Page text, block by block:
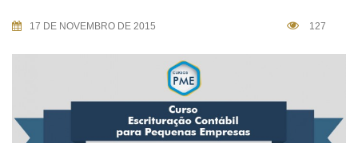
17 DE NOVEMBRO DE 2015 127